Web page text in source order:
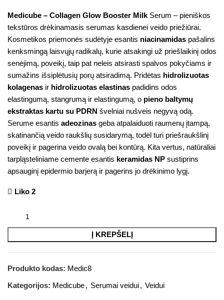
Medicube – Collagen Glow Booster Milk Serum – pieniškos
tekstūros drėkinamasis serumas kasdienei veido priežiūrai.
Kosmetikos priemonės sudėtyje esantis niacinamidas pašalins
kenksmingą laisvųjų radikalų, kurie atsakingi už priešlaikinį odos
senėjimą, poveikį, taip pat neleis atsirasti spalvos pokyčiams ir
sumažins išsiplėtusių porų atsiradimą. Pridėtas hidrolizuotas
kolagenas ir hidrolizuotas elastinas padidins odos
elastingumą, stangrumą ir elastingumą, o pieno baltymų
ekstraktas kartu su PDRN švelniai nušveis negyvą odą.
Serume esantis adeozinas geba atpalaiduoti raumenų įtampą,
skatinančią veido raukšlių susidarymą, todėl turi priešraukšlinį
poveikį ir pagerina veido ovalą bei kontūrą. Kita vertus, natūraliai
tarpląsteliniame cemente esantis keramidas NP sustiprins
apsauginį epidermio barjerą ir pagerins jo drėkinimo lygį.
Liko 2
Į KREPŠELĮ
Produkto kodas: Medic8
Kategorijos: Medicube, Serumai veidui, Veidui